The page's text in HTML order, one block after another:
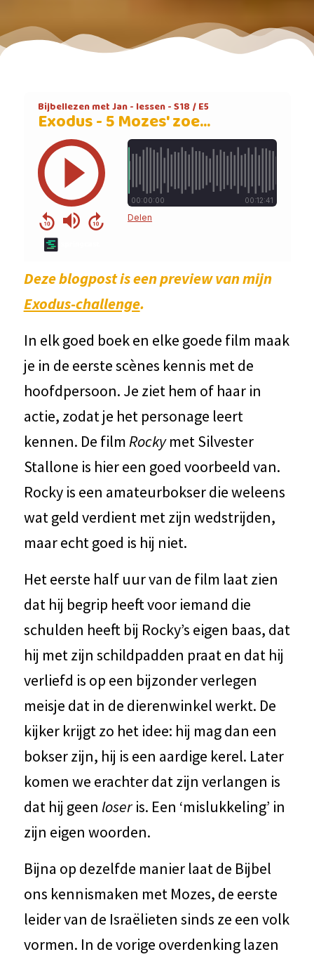
Deze blogpost is een preview van mijn
Exodus-challenge.
In elk goed boek en elke goede film maak
je in de eerste scènes kennis met de
hoofdpersoon. Je ziet hem of haar in
actie, zodat je het personage leert
kennen. De filmRockymet Silvester
Stallone is hier een goed voorbeeld van.
Rocky is een amateurbokser die weleens
wat geld verdient met zijn wedstrijden,
maar echt goed is hij niet.
Het eerste half uur van de film laat zien
dat hij begrip heeft voor iemand die
schulden heeft bij Rocky’s eigen baas, dat
hij met zijn schildpadden praat en dat hij
verliefd is op een bijzonder verlegen
meisje dat in de dierenwinkel werkt. De
kijker krijgt zo het idee: hij mag dan een
bokser zijn, hij is een aardige kerel. Later
komen we erachter dat zijn verlangen is
dat hij geen loseris. Een ‘mislukkeling’ in
zijn eigen woorden.
Bijna op dezelfde manier laat de Bijbel
ons kennismaken met Mozes, de eerste
leider van de Israëlieten sinds ze een volk
vormen. In de vorige overdenking lazen